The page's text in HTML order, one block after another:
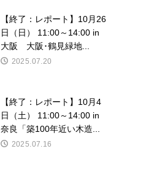
【終了：レポート】10月26
日（日） 11:00～14:00 in
大阪 大阪･鶴見緑地...
2025.07.20
【終了：レポート】10月4
日（土） 11:00～14:00 in
奈良「築100年近い木造...
2025.07.16